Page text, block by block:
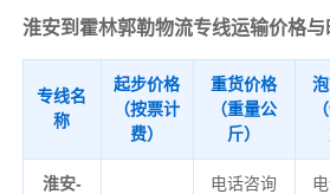
淮安到霍林郭勒物流专线运输价格与
专线名
称
起步价格
（按票计
费）
重货价格
（重量公
斤）
淮安-
电话咨询